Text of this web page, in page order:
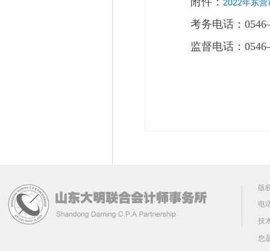
2022年东
考务电话：
监督电话：
版
电
技
您